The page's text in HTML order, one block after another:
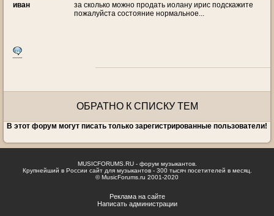
иван
за сколько можно продать иолану ирис подскажите
пожалуйста состояние нормальное...
ОБРАТНО К СПИСКУ ТЕМ
В этот форум могут писать только зарегистрированные пользователи!
MUSICFORUMS.RU - форум музыкантов.
Крупнейший в России сайт для музыкантов - 300 тысяч посетителей в месяц.
© MusicForums.ru 2001-2020
Реклама на сайте
Написать администрации